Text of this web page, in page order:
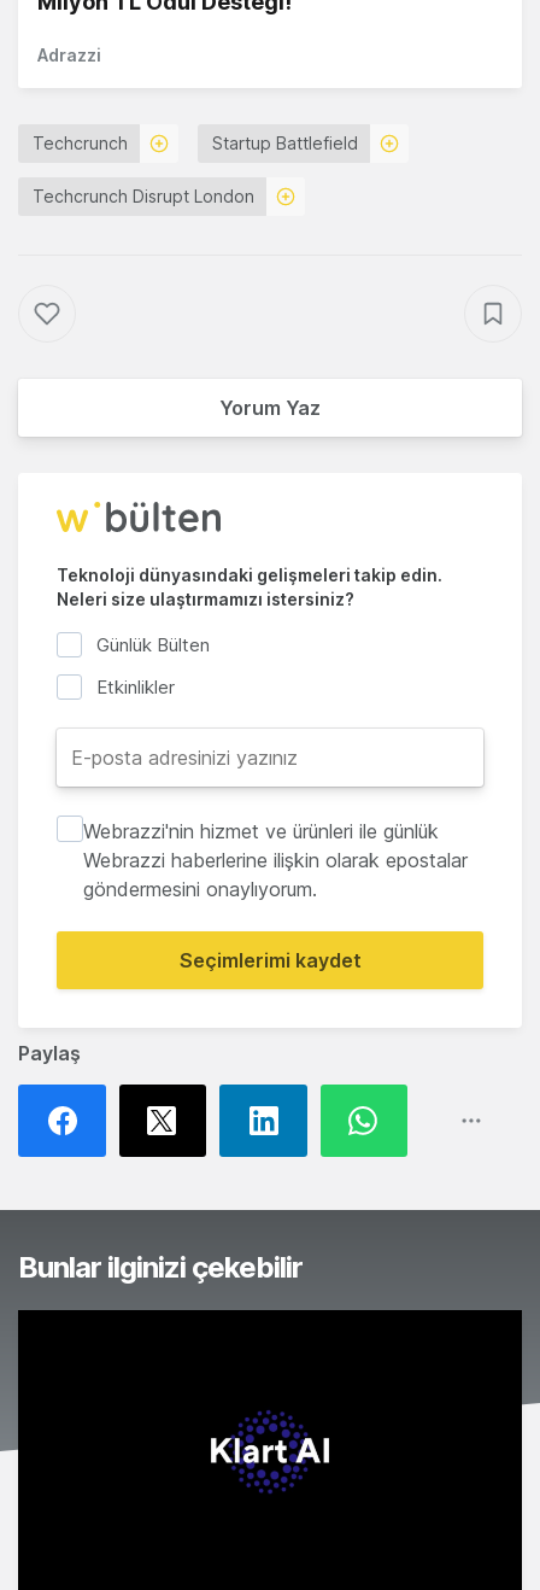
Paylaş
Adrazzi
Techcrunch Startup Battlefield
Techcrunch Disrupt London
Yorum Yaz
Teknoloji dünyasındaki gelişmeleri takip edin.
Neleri size ulaştırmamızı istersiniz?
Günlük Bülten
Etkinlikler
Webrazzi'nin hizmet ve ürünleri ile günlük
Webrazzi haberlerine ilişkin olarak epostalar
göndermesini onaylıyorum.
Seçimlerimi kaydet
Bunlar ilginizi çekebilir